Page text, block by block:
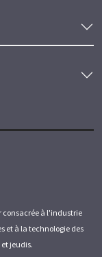
à l'industrie
et à la technologie des
jeudis.